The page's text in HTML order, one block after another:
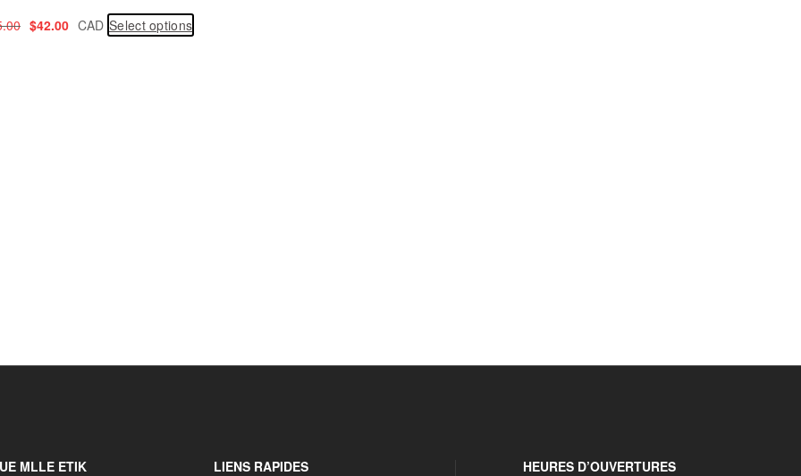
$42.00 CAD Select options
MLLE ETIK LIENS RAPIDES HEURES D’OUVERTURES